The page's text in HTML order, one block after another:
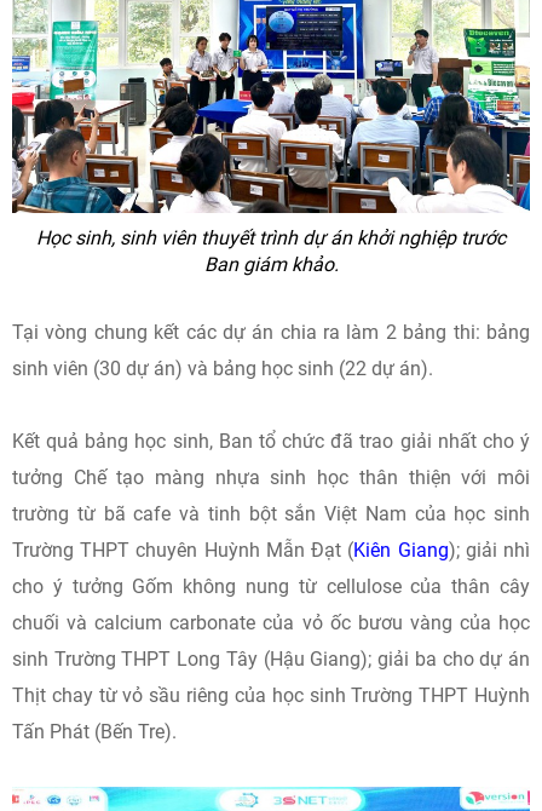
Học sinh, sinh viên thuyết trình dự án khởi nghiệp trước
Ban giám khảo.
Tại vòng chung kết các dự án chia ra làm 2 bảng thi: bảng
sinh viên (30 dự án) và bảng học sinh (22 dự án).
Kết quả bảng học sinh, Ban tổ chức đã trao giải nhất cho ý
tưởng Chế tạo màng nhựa sinh học thân thiện với môi
trường từ bã cafe và tinh bột sắn Việt Nam của học sinh
Trường THPT chuyên Huỳnh Mẫn Đạt (Kiên Giang); giải nhì
cho ý tưởng Gốm không nung từ cellulose của thân cây
chuối và calcium carbonate của vỏ ốc bươu vàng của học
sinh Trường THPT Long Tây (Hậu Giang); giải ba cho dự án
Thịt chay từ vỏ sầu riêng của học sinh Trường THPT Huỳnh
Tấn Phát (Bến Tre).